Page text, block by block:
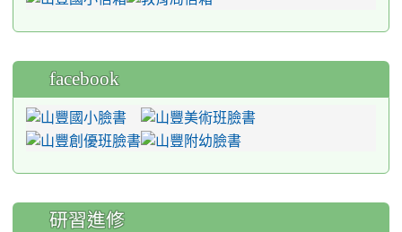
facebook
研習進修